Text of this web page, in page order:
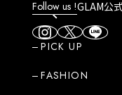
Follow us !GLAM公
PICK UP
FASHION